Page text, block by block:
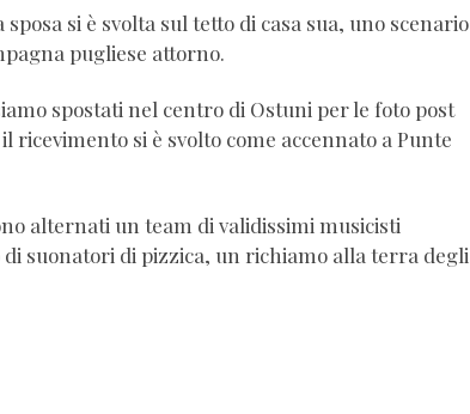
si è svolta sul tetto di casa sua, uno scenario
pugliese attorno.
spostati nel centro di Ostuni per le foto post
si è svolto come accennato a Punte
alternati un team di validissimi musicisti
suonatori di pizzica, un richiamo alla terra degli